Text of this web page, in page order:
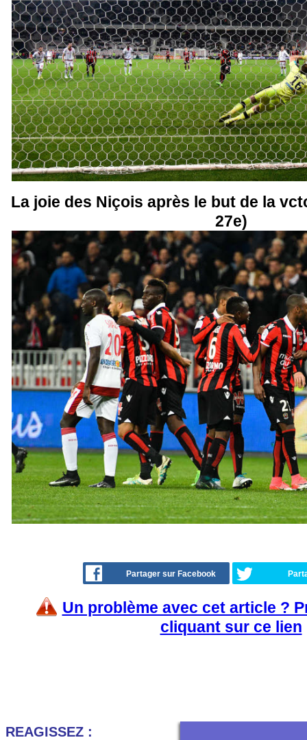
La joie des Niçois après le but de la
27e)
Partager sur Facebook
Un problème avec cet article ?
cliquant sur ce lien
REAGISSEZ :